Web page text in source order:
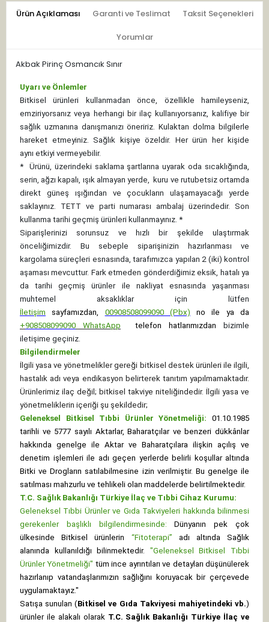
Ürün Açıklaması Garanti ve Teslimat Taksit Seçenekleri
Yorumlar
Akbak Pirinç Osmancık Sınır
Uyarı ve Önlemler
Bitkisel ürünleri kullanmadan önce, özellikle hamileyseniz,
emziriyorsanız veya herhangi bir ilaç kullanıyorsanız, kalifiye bir
sağlık uzmanına danışmanızı öneririz. Kulaktan dolma bilgilerle
hareket etmeyiniz. Sağlık kişiye özeldir. Her ürün her kişide
aynı etkiyi vermeyebilir.
*
Ürünü, üzerindeki saklama şartlarına uyarak oda sıcaklığında,
serin, ağzı kapalı, ışık almayan yerde, kuru ve rutubetsiz ortamda
direkt güneş ışığından ve çocukların ulaşamayacağı yerde
saklayınız. TETT ve parti numarası ambalaj üzerindedir. Son
kullanma tarihi geçmiş ürünleri kullanmayınız. *
Siparişlerinizi sorunsuz ve hızlı bir şekilde ulaştırmak
önceliğimizdir. Bu sebeple siparişinizin hazırlanması ve
kargolama süreçleri esnasında, tarafımızca yapılan 2 (iki) kontrol
aşaması mevcuttur. Fark etmeden gönderdiğimiz eksik, hatalı ya
da tarihi geçmiş ürünler ile nakliyat esnasında yaşanması
muhtemel aksaklıklar için lütfen
İletişim
sayfamızdan, 00908508099090 (Pbx) no ile ya da
+908508099090 WhatsApp telefon hatlarımızdan bizimle
iletişime geçiniz.
Bilgilendirmeler
İlgili yasa ve yönetmelikler gereği bitkisel destek ürünleri ile ilgili,
hastalık adı veya endikasyon belirterek tanıtım yapılmamaktadır.
Ürünlerimiz ilaç değil; bitkisel takviye niteliğindedir. İlgili yasa ve
yönetmeliklerin içeriği şu şekildedir;
Geleneksel Bitkisel Tıbbi Ürünler Yönetmeliği: 01.10.1985
tarihli ve 5777 sayılı Aktarlar, Baharatçılar ve benzeri dükkânlar
hakkında genelge ile Aktar ve Baharatçılara ilişkin açılış ve
denetim işlemleri ile adı geçen yerlerde belirli koşullar altında
Bitki ve Drogların satılabilmesine izin verilmiştir. Bu genelge ile
satılması mahzurlu ve tehlikeli olan maddelerde belirtilmektedir.
T.C. Sağlık Bakanlığı Türkiye İlaç ve Tıbbi Cihaz Kurumu:
Geleneksel Tıbbi Ürünler ve Gıda Takviyeleri hakkında bilinmesi
gerekenler başlıklı bilgilendirmesinde:
Dünyanın pek çok
ülkesinde Bitkisel ürünlerin “Fitoterapi” adı altında Sağlık
alanında kullanıldığı bilinmektedir. "Geleneksel Bitkisel Tıbbi
Ürünler Yönetmeliği" tüm ince ayrıntıları ve detayları düşünülerek
hazırlanıp vatandaşlarımızın sağlığını koruyacak bir çerçevede
uygulamaktayız."
Satışa sunulan (Bitkisel ve Gıda Takviyesi mahiyetindeki vb.)
ürünler ile alakalı olarak T.C. Sağlık Bakanlığı Türkiye İlaç ve